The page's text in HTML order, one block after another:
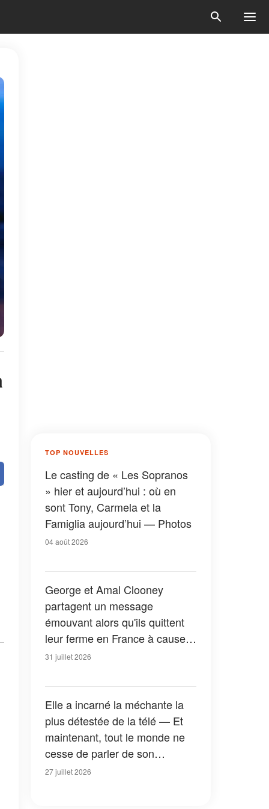
TOP NOUVELLES
Le casting de « Les Sopranos
» hier et aujourd’hui : où en
sont Tony, Carmela et la
Famiglia aujourd’hui — Photos
04 août 2026
George et Amal Clooney
partagent un message
émouvant alors qu'ils quittent
leur ferme en France à cause
des feux de forêt — Tous les
31 juillet 2026
Elle a incarné la méchante la
plus détestée de la télé — Et
maintenant, tout le monde ne
cesse de parler de son
apparition dans la nouvelle
27 juillet 2026